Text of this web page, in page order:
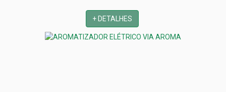
+ DETALHES